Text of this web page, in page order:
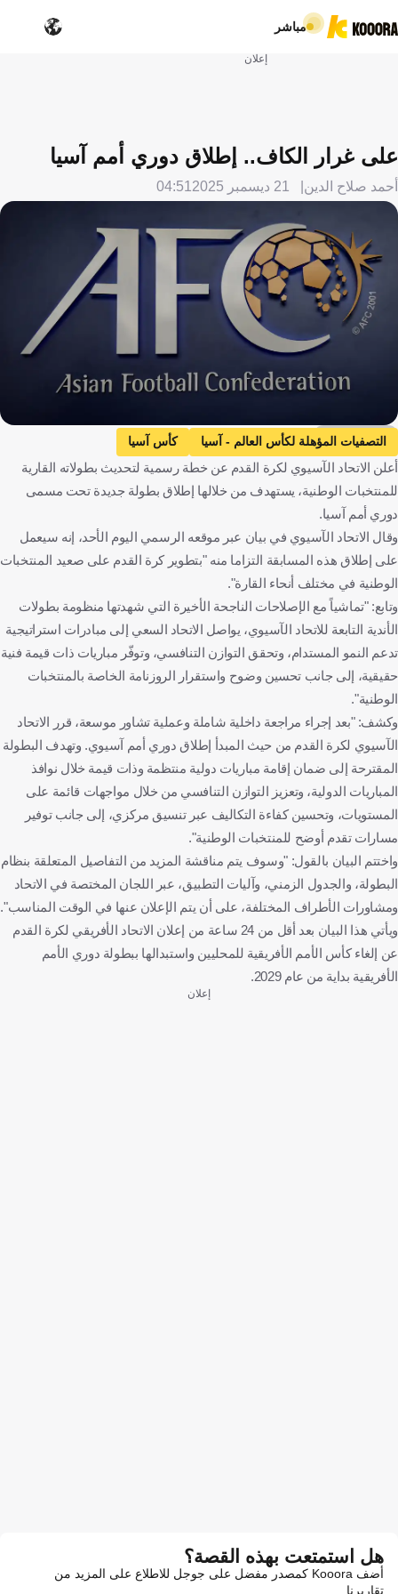
مباشر
إعلان
على غرار الكاف.. إطلاق دوري أمم آسيا
أحمد صلاح الدين 21 ديسمبر 2025 04:51
Getty Images
التصفيات المؤهلة لكأس العالم - آسيا
كأس آسيا
التصفيات المؤهلة لكأس آسيا
كرة قدم
أعلن الاتحاد الآسيوي لكرة القدم عن خطة رسمية لتحديث بطولاته القارية
للمنتخبات الوطنية، يستهدف من خلالها إطلاق بطولة جديدة تحت مسمى
دوري أمم آسيا.
وقال الاتحاد الآسيوي في بيان عبر موقعه الرسمي اليوم الأحد، إنه سيعمل
على إطلاق هذه المسابقة التزاما منه "بتطوير كرة القدم على صعيد المنتخبات
الوطنية في مختلف أنحاء القارة".
وتابع: "تماشياً مع الإصلاحات الناجحة الأخيرة التي شهدتها منظومة بطولات
الأندية التابعة للاتحاد الآسيوي، يواصل الاتحاد السعي إلى مبادرات استراتيجية
تدعم النمو المستدام، وتحقق التوازن التنافسي، وتوفّر مباريات ذات قيمة فنية
حقيقية، إلى جانب تحسين وضوح واستقرار الروزنامة الخاصة بالمنتخبات
الوطنية".
وكشف: "بعد إجراء مراجعة داخلية شاملة وعملية تشاور موسعة، قرر الاتحاد
الآسيوي لكرة القدم من حيث المبدأ إطلاق دوري أمم آسيوي. وتهدف البطولة
المقترحة إلى ضمان إقامة مباريات دولية منتظمة وذات قيمة خلال نوافذ
المباريات الدولية، وتعزيز التوازن التنافسي من خلال مواجهات قائمة على
المستويات، وتحسين كفاءة التكاليف عبر تنسيق مركزي، إلى جانب توفير
مسارات تقدم أوضح للمنتخبات الوطنية".
واختتم البيان بالقول: "وسوف يتم مناقشة المزيد من التفاصيل المتعلقة بنظام
البطولة، والجدول الزمني، وآليات التطبيق، عبر اللجان المختصة في الاتحاد
ومشاورات الأطراف المختلفة، على أن يتم الإعلان عنها في الوقت المناسب".
ويأتي هذا البيان بعد أقل من 24 ساعة من إعلان الاتحاد الأفريقي لكرة القدم
عن إلغاء كأس الأمم الأفريقية للمحليين واستبدالها ببطولة دوري الأمم
الأفريقية بداية من عام 2029.
إعلان
هل استمتعت بهذه القصة؟
أضف Kooora كمصدر مفضل على جوجل للاطلاع على المزيد من
تقاريرنا